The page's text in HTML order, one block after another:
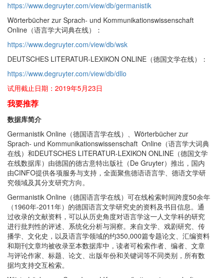
https://www.degruyter.com/view/db/germanistik
Wörterbücher zur Sprach- und Kommunikationswissenschaft
Online（语言学大词典在线）：
https://www.degruyter.com/view/db/wsk
DEUTSCHES LITERATUR-LEXIKON ONLINE（德国文学在线）：
https://www.degruyter.com/view/db/dllo
试用截止日期：2019年5月23日
我要推荐
数据库简介
Germanistik Online（德国语言学在线）、Wörterbücher zur
Sprach- und Kommunikationswissenschaft Online（语言学大词典
在线）和DEUTSCHES LITERATUR-LEXIKON ONLINE（德国文学
在线数据库）由德国的德古意特出版社（De Gruyter）推出，国内
由CINFO提供各项服务与支持，全面聚焦德语语言学、德语文学研
究领域及其分支研究方向。
Germanistik Online（德国语言学在线）可在线检索时间跨度50余年
（1960年-2011年）的德国语言文学研究史的资料及书目信息。通
过收录的文献资料，可以从历史角度对语言学这一人文学科的研究
进行批判性的评述、系统化分析与洞察。来自文学、戏剧研究、传
播学、文化史，以及语言学领域的约350,000篇专题论文、汇编资料
和期刊文章均被收录至本数据库中，读者可检索作者、编者、文章
与评论作家、标题、论文、出版年份和关键词等不同类别，所有数
据均支持交互检索。